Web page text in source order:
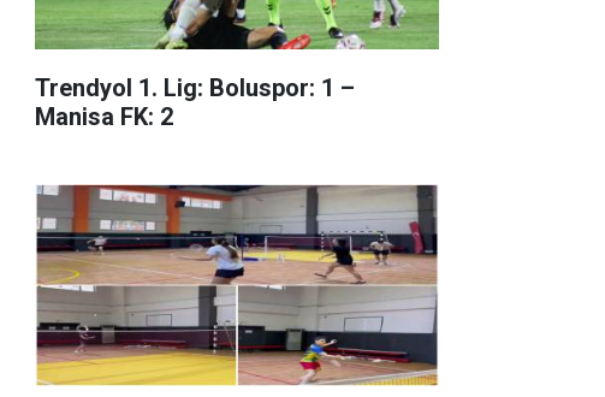
Trendyol 1. Lig: Boluspor: 1 –
Manisa FK: 2